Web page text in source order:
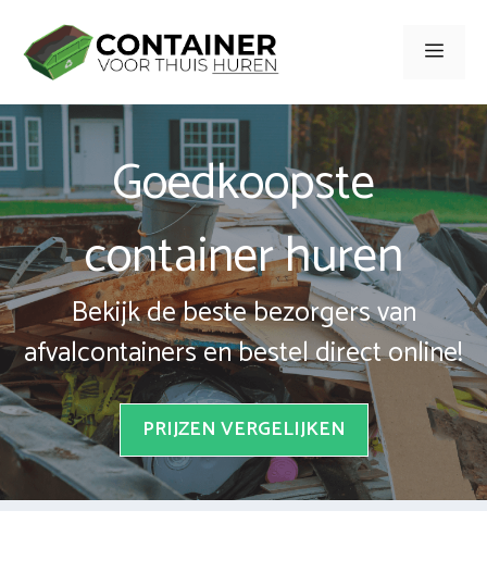
naar
inhoud
Menu
Goedkoopste
container huren
Bekijk de beste bezorgers van
afvalcontainers en bestel direct online!
PRIJZEN VERGELIJKEN